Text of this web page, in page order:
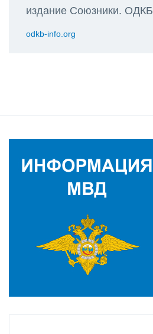
издание Союзники. ОДКБ
odkb-info.org